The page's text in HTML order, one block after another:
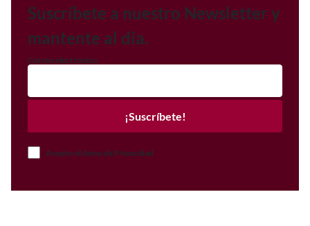
Suscríbete a nuestro Newsletter y
mantente al día.
Correo electrónico
¡Suscríbete!
Acepto el Aviso de Privacidad